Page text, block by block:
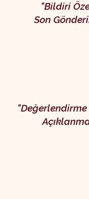
"Bildiri
Son
"Değerlendirme